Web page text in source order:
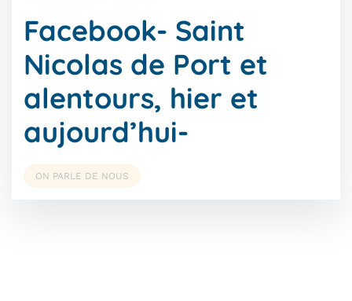
Facebook- Saint
Nicolas de Port et
alentours, hier et
aujourd’hui-
ON PARLE DE NOUS